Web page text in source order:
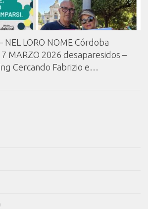
NEL LORO NOME Córdoba
7 MARZO 2026 desaparesidos –
Cercando Fabrizio e…